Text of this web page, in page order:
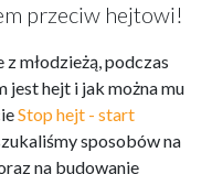
przeciw hejtowi!
młodzieżą, podczas
hejt i jak można mu
Stop hejt - start
sposobów na
na budowanie